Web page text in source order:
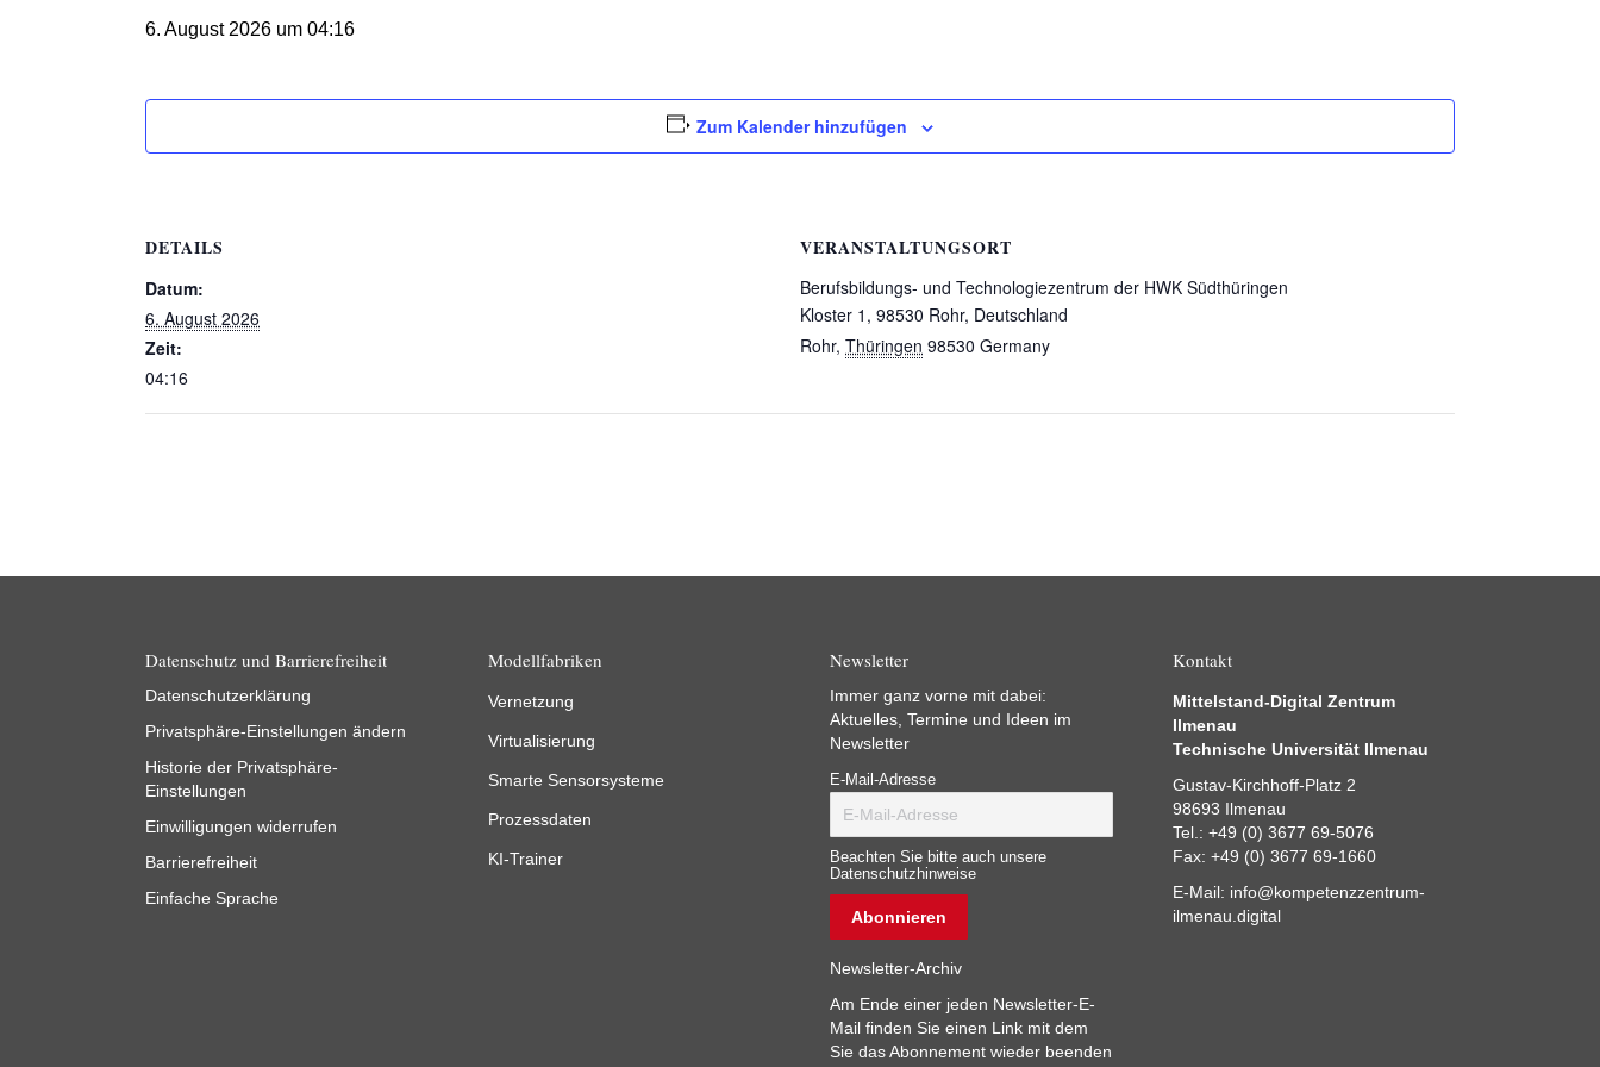
6. August 2026 um 04:16
Zum Kalender hinzufügen
DETAILS
Datum:
6. August 2026
Zeit:
04:16
VERANSTALTUNGSORT
Berufsbildungs- und Technologiezentrum der HWK Südthüringen
Kloster 1, 98530 Rohr, Deutschland
Rohr, Thüringen 98530 Germany
Datenschutz und Barrierefreiheit
Datenschutzerklärung
Privatsphäre-Einstellungen ändern
Historie der Privatsphäre-
Einstellungen
Einwilligungen widerrufen
Barrierefreiheit
Einfache Sprache
Modellfabriken
Vernetzung
Virtualisierung
Smarte Sensorsysteme
Prozessdaten
KI-Trainer
Newsletter
Immer ganz vorne mit dabei:
Aktuelles, Termine und Ideen im
Newsletter
E-Mail-Adresse
Beachten Sie bitte auch unsere
Datenschutzhinweise
Newsletter-Archiv
Am Ende einer jeden Newsletter-E-
Mail finden Sie einen Link mit dem
Sie das Abonnement wieder beenden
Kontakt
Mittelstand-Digital Zentrum
Ilmenau
Technische Universität Ilmenau
Gustav-Kirchhoff-Platz 2
98693 Ilmenau
Tel.: +49 (0) 3677 69-5076
Fax: +49 (0) 3677 69-1660
E-Mail: info@kompetenzzentrum-
ilmenau.digital